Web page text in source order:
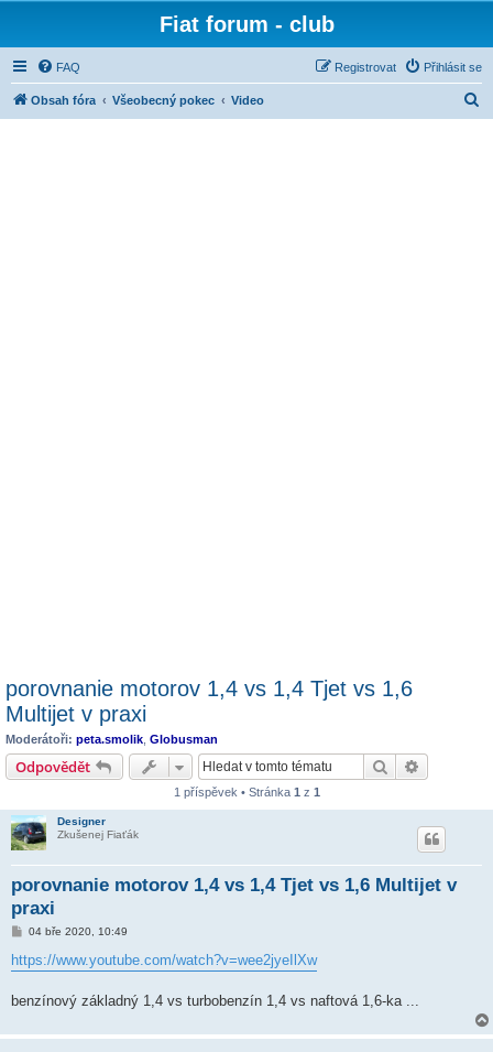
Fiat forum - club
FAQ Přihlásit se
Registrovat
Obsah fóra Všeobecný pokec Video
porovnanie motorov 1,4 vs 1,4 Tjet vs 1,6
Multijet v praxi
Moderátoři: peta.smolik Globusman
Odpovědět Hledat
1 příspěvek • Stránka 1 z 1
Designer
Zkušenej Fiaťák
porovnanie motorov 1,4 vs 1,4 Tjet vs 1,6 Multijet v
praxi
P
í
s
ě
v
k
04 bře 2020, 10:49
https://www.youtube.com/watch?v=wee2jyeIlXw
benzínový základný 1,4 vs turbobenzín 1,4 vs naftová 1,6-ka ...